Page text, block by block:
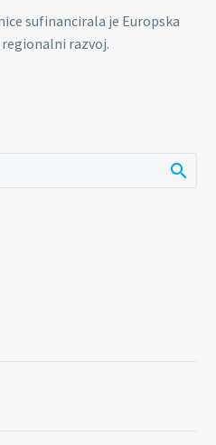
sufinancirala je Europska
razvoj.